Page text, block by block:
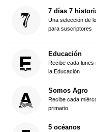
7 días 7
Una selección de
para suscriptores
Educación
Recibe cada
la Educación
Somos Agro
Recibe cada
primario
5 océanos